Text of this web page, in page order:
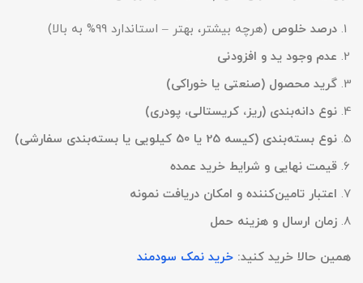
درصد خلوص (هرچه بیشتر، بهتر – استاندارد 99% به بالا)
عدم وجود ید و افزودنی
گرید محصول (صنعتی یا خوراکی)
نوع دانه‌بندی (ریز، کریستالی، پودری)
نوع بسته‌بندی (کیسه 25 یا 50 کیلویی یا بسته‌بندی سفارشی)
قیمت نهایی و شرایط خرید عمده
اعتبار تامین‌کننده و امکان دریافت نمونه
زمان ارسال و هزینه حمل
همین حالا خرید کنید: خرید نمک سودمند